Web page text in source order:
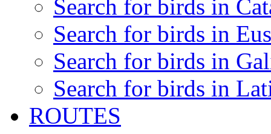
Search for birds in
Search for birds in
Search for birds in
Search for birds in
ROUTES